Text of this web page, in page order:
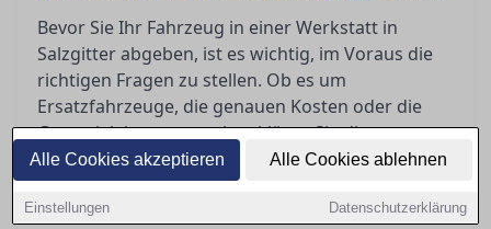
Alle Cookies akzeptieren Alle Cookies ablehnen
Einstellungen Datenschutzerklärung
Bevor Sie Ihr Fahrzeug in einer Werkstatt in
Salzgitter abgeben, ist es wichtig, im Voraus die
richtigen Fragen zu stellen. Ob es um
Ersatzfahrzeuge, die genauen Kosten oder die
Garantieleistungen geht – klären Sie diese
Punkte, um unangenehme Überraschungen zu
vermeiden. In diesem Ratgeber erfahren Sie,
worauf Sie vor, während und nach einer